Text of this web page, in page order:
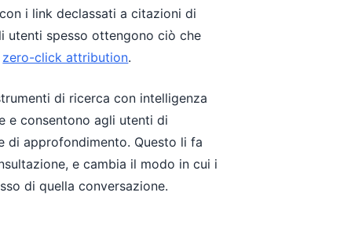
i link declassati a citazioni di
utenti spesso ottengono ciò che
zero-click attribution.
di ricerca con intelligenza
e consentono agli utenti di
di approfondimento. Questo li fa
e cambia il modo in cui i
di quella conversazione.